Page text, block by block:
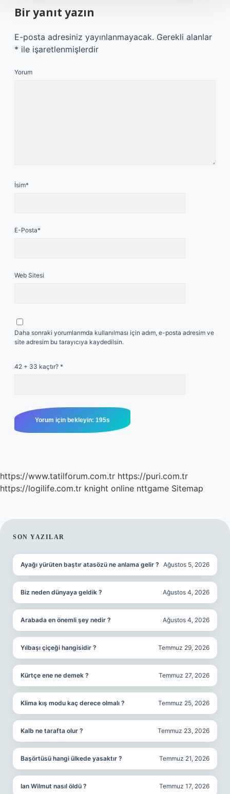
Bir yanıt yazın
E-posta adresiniz yayınlanmayacak. Gerekli alanlar
* ile işaretlenmişlerdir
Yorum
İsim*
E-Posta*
Web Sitesi
Daha sonraki yorumlarımda kullanılması için adım, e-posta adresim ve
site adresim bu tarayıcıya kaydedilsin.
42 + 33 kaçtır? *
https://www.tatilforum.com.tr https://puri.com.tr
https://logilife.com.tr knight online nttgame Sitemap
SIDEBAR
SON YAZILAR
Ayağı yürüten baştır atasözü ne anlama gelir ? Ağustos 5, 2026
Biz neden dünyaya geldik ? Ağustos 4, 2026
Arabada en önemli şey nedir ? Ağustos 4, 2026
Yılbaşı çiçeği hangisidir ? Temmuz 29, 2026
Kürtçe ene ne demek ? Temmuz 27, 2026
Klima kış modu kaç derece olmalı ? Temmuz 25, 2026
Kalb ne tarafta olur ? Temmuz 23, 2026
Başörtüsü hangi ülkede yasaktır ? Temmuz 21, 2026
Ian Wilmut nasıl öldü ? Temmuz 17, 2026